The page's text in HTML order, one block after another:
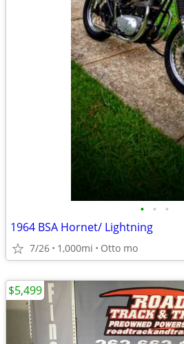
• • •
1964 BSA Hornet/ Lightning
7/26 1,000mi Otto mo
$5,499